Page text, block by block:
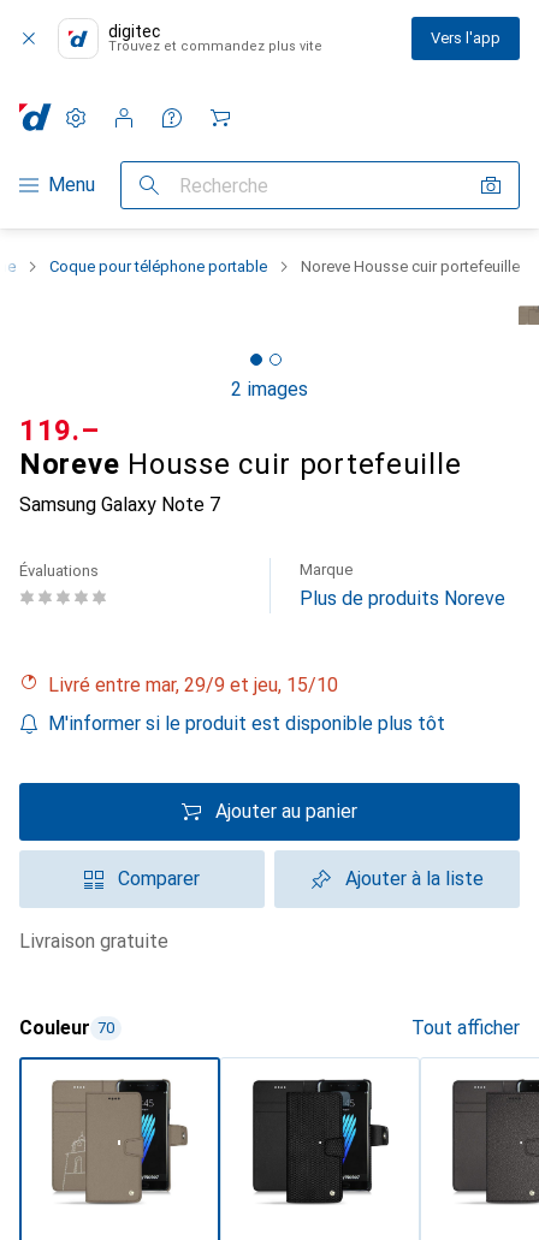
digitec
Trouvez et commandez plus vite Vers l'app
Navigation par catégorie
Menu Recherche
Paramètres
Compte client
Listes de comparaison
Listes d'envies
Panier
Coque pour téléphone portable Noreve Housse cuir portefeuille
2 images
Noreve Housse cuir portefeuille
Samsung Galaxy Note 7
CHF
119.–
Évaluations Marque
Plus de produits Noreve
Livré entre mar, 29/9 et jeu, 15/10
M'informer si le produit est disponible plus tôt
Ajouter au panier
Comparer Ajouter à la liste
livraison gratuite
Couleur 70 Tout afficher